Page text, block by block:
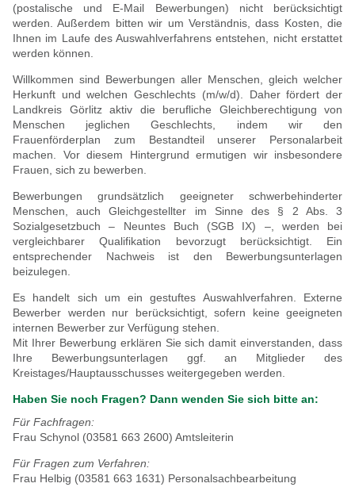
(postalische und E-Mail Bewerbungen) nicht berücksichtigt
werden. Außerdem bitten wir um Verständnis, dass Kosten, die
Ihnen im Laufe des Auswahlverfahrens entstehen, nicht erstattet
werden können.
Willkommen sind Bewerbungen aller Menschen, gleich welcher
Herkunft und welchen Geschlechts (m/w/d). Daher fördert der
Landkreis Görlitz aktiv die berufliche Gleichberechtigung von
Menschen jeglichen Geschlechts, indem wir den
Frauenförderplan zum Bestandteil unserer Personalarbeit
machen. Vor diesem Hintergrund ermutigen wir insbesondere
Frauen, sich zu bewerben.
Bewerbungen grundsätzlich geeigneter schwerbehinderter
Menschen, auch Gleichgestellter im Sinne des § 2 Abs. 3
Sozialgesetzbuch – Neuntes Buch (SGB IX) –, werden bei
vergleichbarer Qualifikation bevorzugt berücksichtigt. Ein
entsprechender Nachweis ist den Bewerbungsunterlagen
beizulegen.
Es handelt sich um ein gestuftes Auswahlverfahren. Externe
Bewerber werden nur berücksichtigt, sofern keine geeigneten
internen Bewerber zur Verfügung stehen.
Mit Ihrer Bewerbung erklären Sie sich damit einverstanden, dass
Ihre Bewerbungsunterlagen ggf. an Mitglieder des
Kreistages/Hauptausschusses weitergegeben werden.
Haben Sie noch Fragen? Dann wenden Sie sich bitte an:
Für Fachfragen:
Frau Schynol (03581 663 2600) Amtsleiterin
Für Fragen zum Verfahren:
Frau Helbig (03581 663 1631) Personalsachbearbeitung